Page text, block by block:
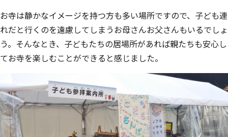
お寺は静かなイメージを持つ方も多い場所ですので、子ども連
れだと行くのを遠慮してしまうお母さんお父さんもいるでしょ
う。そんなとき、子どもたちの居場所があれば親たちも安心し
てお寺を楽しむことができると感じました。